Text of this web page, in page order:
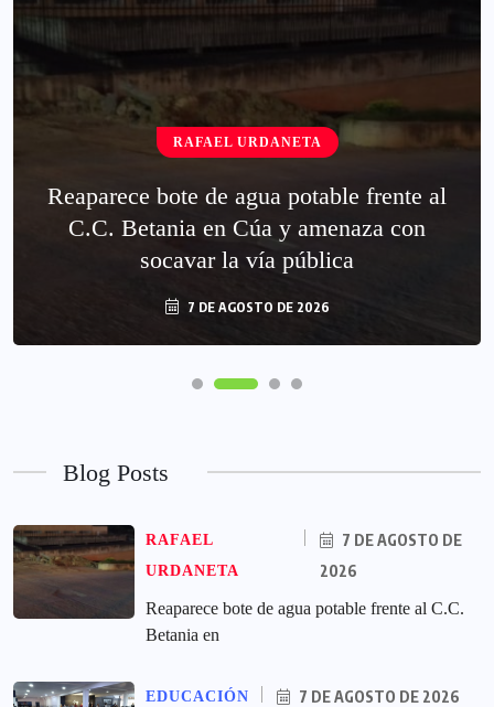
RAFAEL URDANETA
Reaparece bote de agua potable frente al
C.C. Betania en Cúa y amenaza con
socavar la vía pública
7 DE AGOSTO DE 2026
Blog Posts
RAFAEL
URDANETA
7 DE AGOSTO DE
2026
Reaparece bote de agua potable frente al C.C.
Betania en
EDUCACIÓN
7 DE AGOSTO DE 2026